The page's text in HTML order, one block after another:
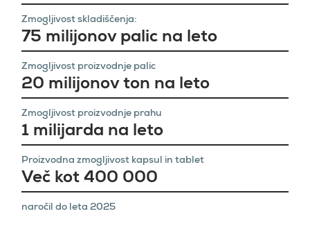
Zmogljivost skladiščenja:
75 milijonov palic na leto
Zmogljivost proizvodnje palic
20 milijonov ton na leto
Zmogljivost proizvodnje prahu
1 milijarda na leto
Proizvodna zmogljivost kapsul in tablet
Več kot 400 000
naročil do leta 2025